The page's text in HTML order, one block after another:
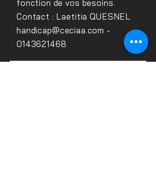
fonction de vos besoins.
Contact : Laetitia QUESNEL
handicap@ceciaa.com -
0143621468